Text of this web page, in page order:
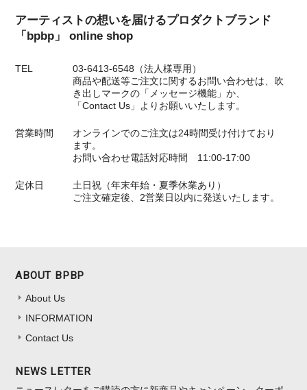
アーティストの想いを届けるプロダクトブランド
「bpbp」 online shop
TEL
03-6413-6548（法人様専用）
商品や配送等ご注文に関するお問い合わせは、吹
き出しマークの「メッセージ機能」か、
「Contact Us」よりお願いいたします。
営業時間
オンラインでのご注文は24時間受け付けており
ます。
お問い合わせ電話対応時間 11:00-17:00
定休日
土日祝（年末年始・夏季休業あり）
ご注文確定後、2営業日以内に発送いたします。
ABOUT BPBP
About Us
INFORMATION
Contact Us
NEWS LETTER